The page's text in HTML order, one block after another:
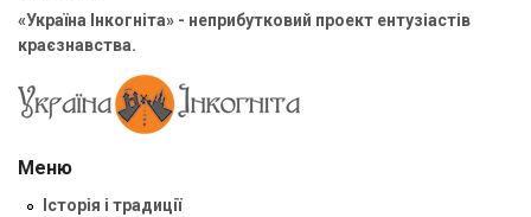
«Україна Інкогніта» - неприбутковий проект ентузіастів
краєзнавства.
Меню
Історія і традиції